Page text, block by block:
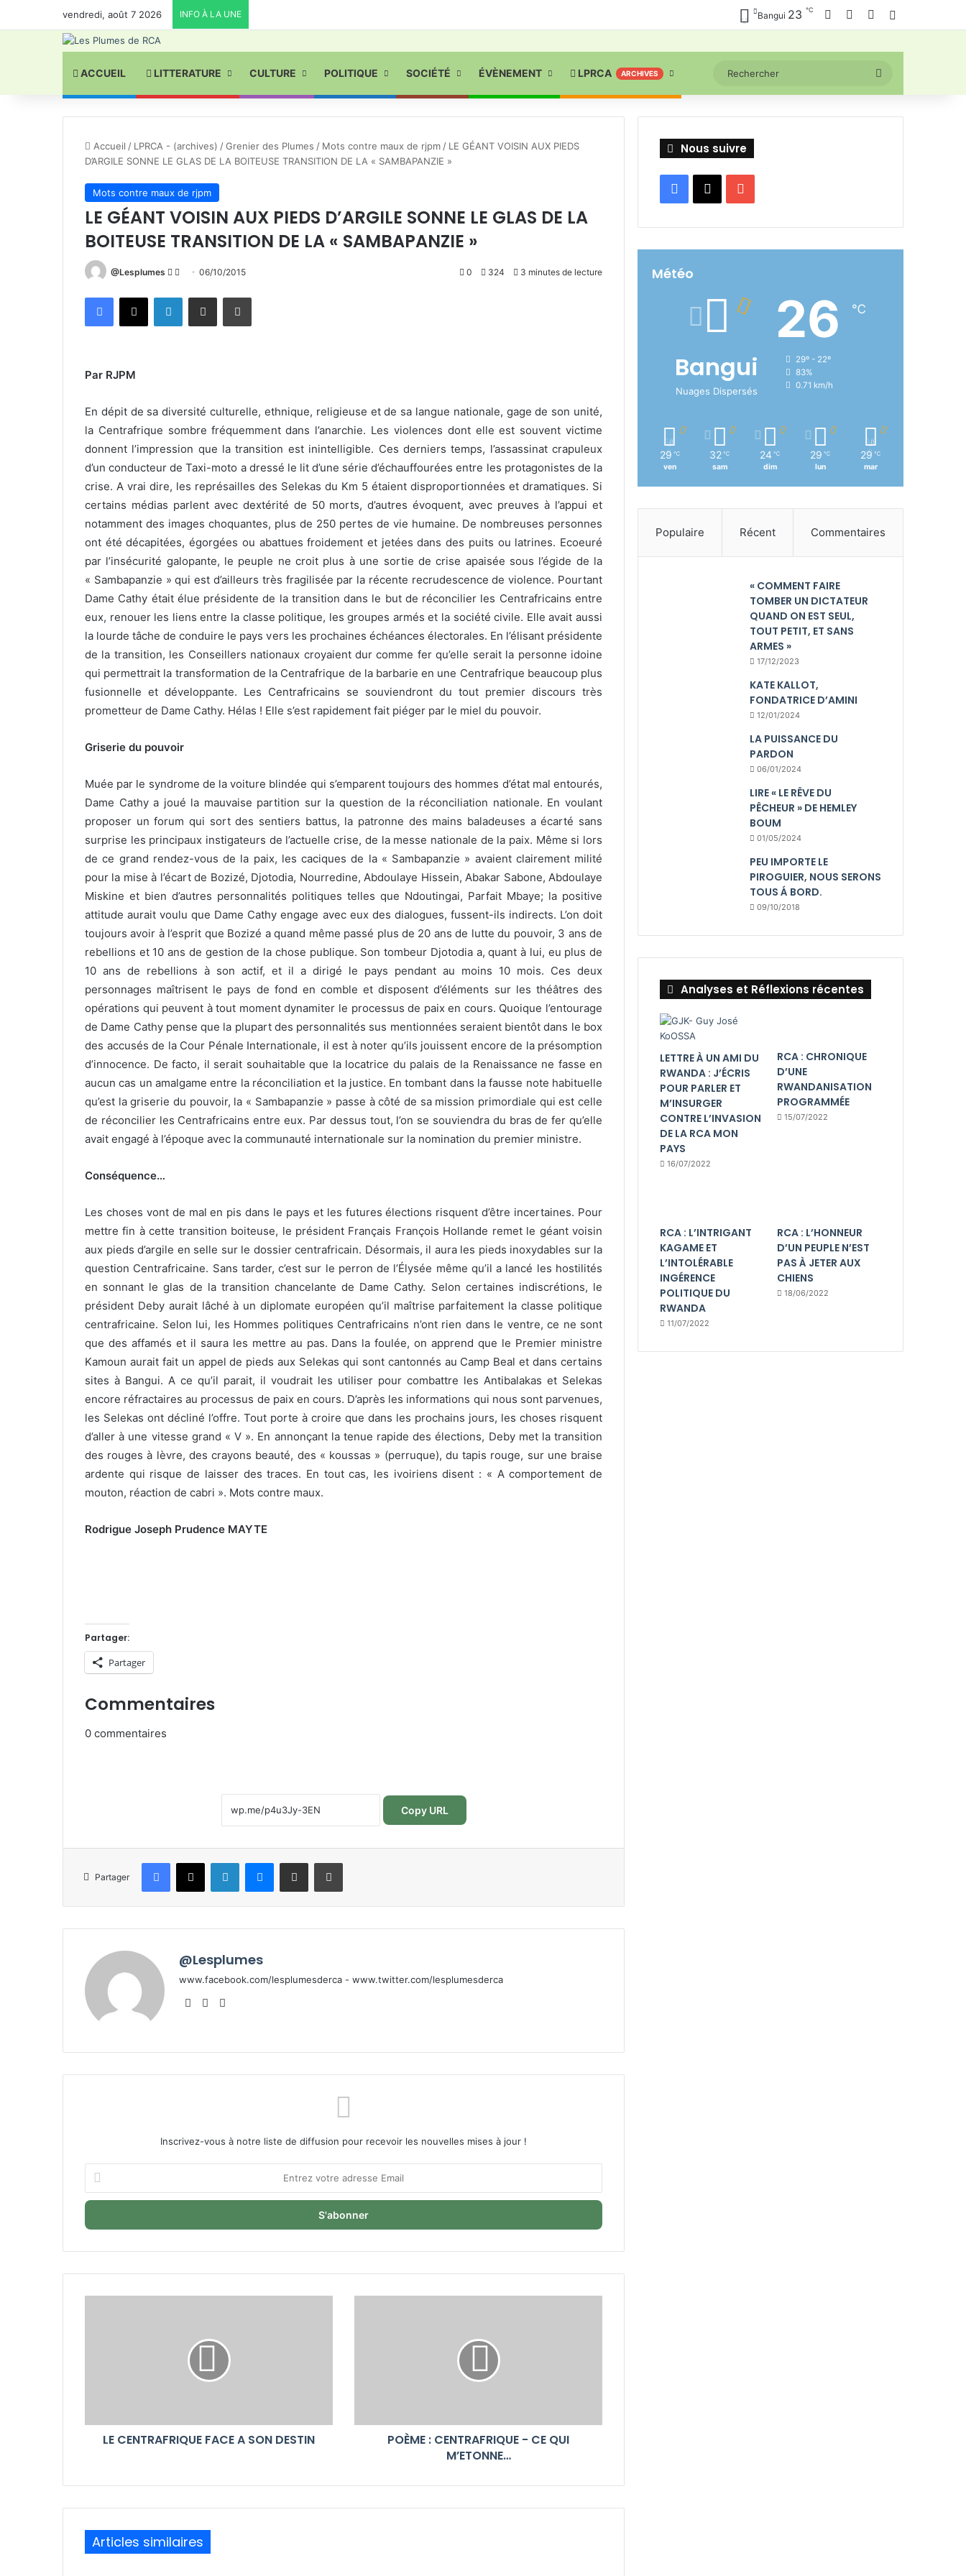
vendredi, août 7 2026 INFO À LA UNE Bangui 23 ℃ Facebook YouTube
ACCUEIL LITTERATURE CULTURE POLITIQUE SOCIÉTÉ ÉVÈNEMENT LPRCA ARCHIVES Rechercher
Accueil / LPRCA - (archives) /Grenier des Plumes / Mots contre maux de rjpm / LE GÉANT VOISIN AUX PIEDS
D’ARGILE SONNE LE GLAS DE LA BOITEUSE TRANSITION DE LA « SAMBAPANZIE »
Mots contre maux de rjpm
LE GÉANT VOISIN AUX PIEDS D’ARGILE SONNE LE GLAS DE LA
BOITEUSE TRANSITION DE LA « SAMBAPANZIE »
@Lesplumes
Follow
Envoyer
courriel
06/10/2015 0 324 3 minutes de lecture
Facebook
X LinkedinPartager par email Imprimer
Par RJPM
En dépit de sa diversité culturelle, ethnique, religieuse et de sa langue nationale, gage de son unité,
la Centrafrique sombre fréquemment dans l’anarchie. Les violences dont elle est souvent victime
donnent l’impression que la transition est inintelligible. Ces derniers temps, l’assassinat crapuleux
d’un conducteur de Taxi-moto a dressé le lit d’une série d’échauffourées entre les protagonistes de la
crise. A vrai dire, les représailles des Selekas du Km 5 étaient disproportionnées et dramatiques. Si
certains médias parlent avec dextérité de 50 morts, d’autres évoquent, avec preuves à l’appui et
notamment des images choquantes, plus de 250 pertes de vie humaine. De nombreuses personnes
ont été décapitées, égorgées ou abattues froidement et jetées dans des puits ou latrines. Ecoeuré
par l’insécurité galopante, le peuple ne croit plus à une sortie de crise apaisée sous l’égide de la
« Sambapanzie » qui est d’ailleurs très fragilisée par la récente recrudescence de violence. Pourtant
Dame Cathy était élue présidente de la transition dans le but de réconcilier les Centrafricains entre
eux, renouer les liens entre la classe politique, les groupes armés et la société civile. Elle avait aussi
la lourde tâche de conduire le pays vers les prochaines échéances électorales. En l’élisant présidente
de la transition, les Conseillers nationaux croyaient dur comme fer qu’elle serait la personne idoine
qui permettrait la transformation de la Centrafrique de la barbarie en une Centrafrique beaucoup plus
fusionnelle et développante. Les Centrafricains se souviendront du tout premier discours très
prometteur de Dame Cathy. Hélas ! Elle s’est rapidement fait piéger par le miel du pouvoir.
Griserie du pouvoir
Muée par le syndrome de la voiture blindée qui s’emparent toujours des hommes d’état mal entourés,
Dame Cathy a joué la mauvaise partition sur la question de la réconciliation nationale. En voulant
proposer un forum qui sort des sentiers battus, la patronne des mains baladeuses a écarté sans
surprise les principaux instigateurs de l’actuelle crise, de la messe nationale de la paix. Même si lors
de ce grand rendez-vous de la paix, les caciques de la « Sambapanzie » avaient clairement milité
pour la mise à l’écart de Bozizé, Djotodia, Nourredine, Abdoulaye Hissein, Abakar Sabone, Abdoulaye
Miskine et bien d’autres personnalités politiques telles que Ndoutingai, Parfait Mbaye; la positive
attitude aurait voulu que Dame Cathy engage avec eux des dialogues, fussent-ils indirects. L’on doit
toujours avoir à l’esprit que Bozizé a quand même passé plus de 20 ans de lutte du pouvoir, 3 ans de
rebellions et 10 ans de gestion de la chose publique. Son tombeur Djotodia a, quant à lui, eu plus de
10 ans de rebellions à son actif, et il a dirigé le pays pendant au moins 10 mois. Ces deux
personnages maîtrisent le pays de fond en comble et disposent d’éléments sur les théâtres des
opérations qui peuvent à tout moment dynamiter le processus de paix en cours. Quoique l’entourage
de Dame Cathy pense que la plupart des personnalités sus mentionnées seraient bientôt dans le box
des accusés de la Cour Pénale Internationale, il est à noter qu’ils jouissent encore de la présomption
d’innocence. De facto, il serait souhaitable que la locatrice du palais de la Renaissance ne fasse en
aucun cas un amalgame entre la réconciliation et la justice. En tombant dans la fausse note habituelle
qu’est la griserie du pouvoir, la « Sambapanzie » passe à côté de sa mission primordiale qui est celle
de réconcilier les Centrafricains entre eux. Par dessus tout, l’on se souviendra du bras de fer qu’elle
avait engagé à l’époque avec la communauté internationale sur la nomination du premier ministre.
Conséquence…
Les choses vont de mal en pis dans le pays et les futures élections risquent d’être incertaines. Pour
mettre fin à cette transition boiteuse, le président Français François Hollande remet le géant voisin
aux pieds d’argile en selle sur le dossier centrafricain. Désormais, il aura les pieds inoxydables sur la
question Centrafricaine. Sans tarder, c’est sur le perron de l’Élysée même qu’il a lancé les hostilités
en sonnant le glas de la transition chancelante de Dame Cathy. Selon certaines indiscrétions, le
président Deby aurait lâché à un diplomate européen qu’il maîtrise parfaitement la classe politique
centrafricaine. Selon lui, les Hommes politiques Centrafricains n’ont rien dans le ventre, ce ne sont
que des affamés et il saura les mettre au pas. Dans la foulée, on apprend que le Premier ministre
Kamoun aurait fait un appel de pieds aux Selekas qui sont cantonnés au Camp Beal et dans certains
sites à Bangui. A ce qu’il parait, il voudrait les utiliser pour combattre les Antibalakas et Selekas
encore réfractaires au processus de paix en cours. D’après les informations qui nous sont parvenues,
les Selekas ont décliné l’offre. Tout porte à croire que dans les prochains jours, les choses risquent
d’aller à une vitesse grand « V ». En annonçant la tenue rapide des élections, Deby met la transition
des rouges à lèvre, des crayons beauté, des « koussas » (perruque), du tapis rouge, sur une braise
ardente qui risque de laisser des traces. En tout cas, les ivoiriens disent : « A comportement de
mouton, réaction de cabri ». Mots contre maux.
Rodrigue Joseph Prudence MAYTE
Partager:
Partager
Commentaires
0 commentaires
Copy URL
Partager
Facebook
X LinkedinMessenger
Partager par email Imprimer
@Lesplumes
www.facebook.com/lesplumesderca - www.twitter.com/lesplumesderca
WebsiteFacebook
Inscrivez-vous à notre liste de diffusion pour recevoir les nouvelles mises à jour !
votre
adresse
LE CENTRAFRIQUE FACE A SON DESTIN
POÈME : CENTRAFRIQUE - CE QUI
M’ETONNE…
Articles similaires
Nous suivre
Facebook
X
Météo
Bangui
Nuages Dispersés
26 ℃
29º - 22º
83%
0.71 km/h
29 ℃
ven
32 ℃
sam
24 ℃
dim
29 ℃
lun
29 ℃
mar
Populaire Récent Commentaires
« COMMENT FAIRE
TOMBER UN DICTATEUR
QUAND ON EST SEUL,
TOUT PETIT, ET SANS
ARMES »
17/12/2023
KATE KALLOT,
FONDATRICE D’AMINI
12/01/2024
LA PUISSANCE DU
PARDON
06/01/2024
LIRE « LE RÊVE DU
PÊCHEUR » DE HEMLEY
BOUM
01/05/2024
PEU IMPORTE LE
PIROGUIER, NOUS SERONS
TOUS Á BORD.
09/10/2018
Analyses et Réflexions récentes
LETTRE À UN AMI DU
RWANDA : J’ÉCRIS
POUR PARLER ET
M’INSURGER
CONTRE L’INVASION
DE LA RCA MON
PAYS
16/07/2022
RCA : CHRONIQUE
D’UNE
RWANDANISATION
PROGRAMMÉE
15/07/2022
RCA : L’INTRIGANT
KAGAME ET
L’INTOLÉRABLE
INGÉRENCE
POLITIQUE DU
RWANDA
11/07/2022
RCA : L’HONNEUR
D’UN PEUPLE N’EST
PAS À JETER AUX
CHIENS
18/06/2022